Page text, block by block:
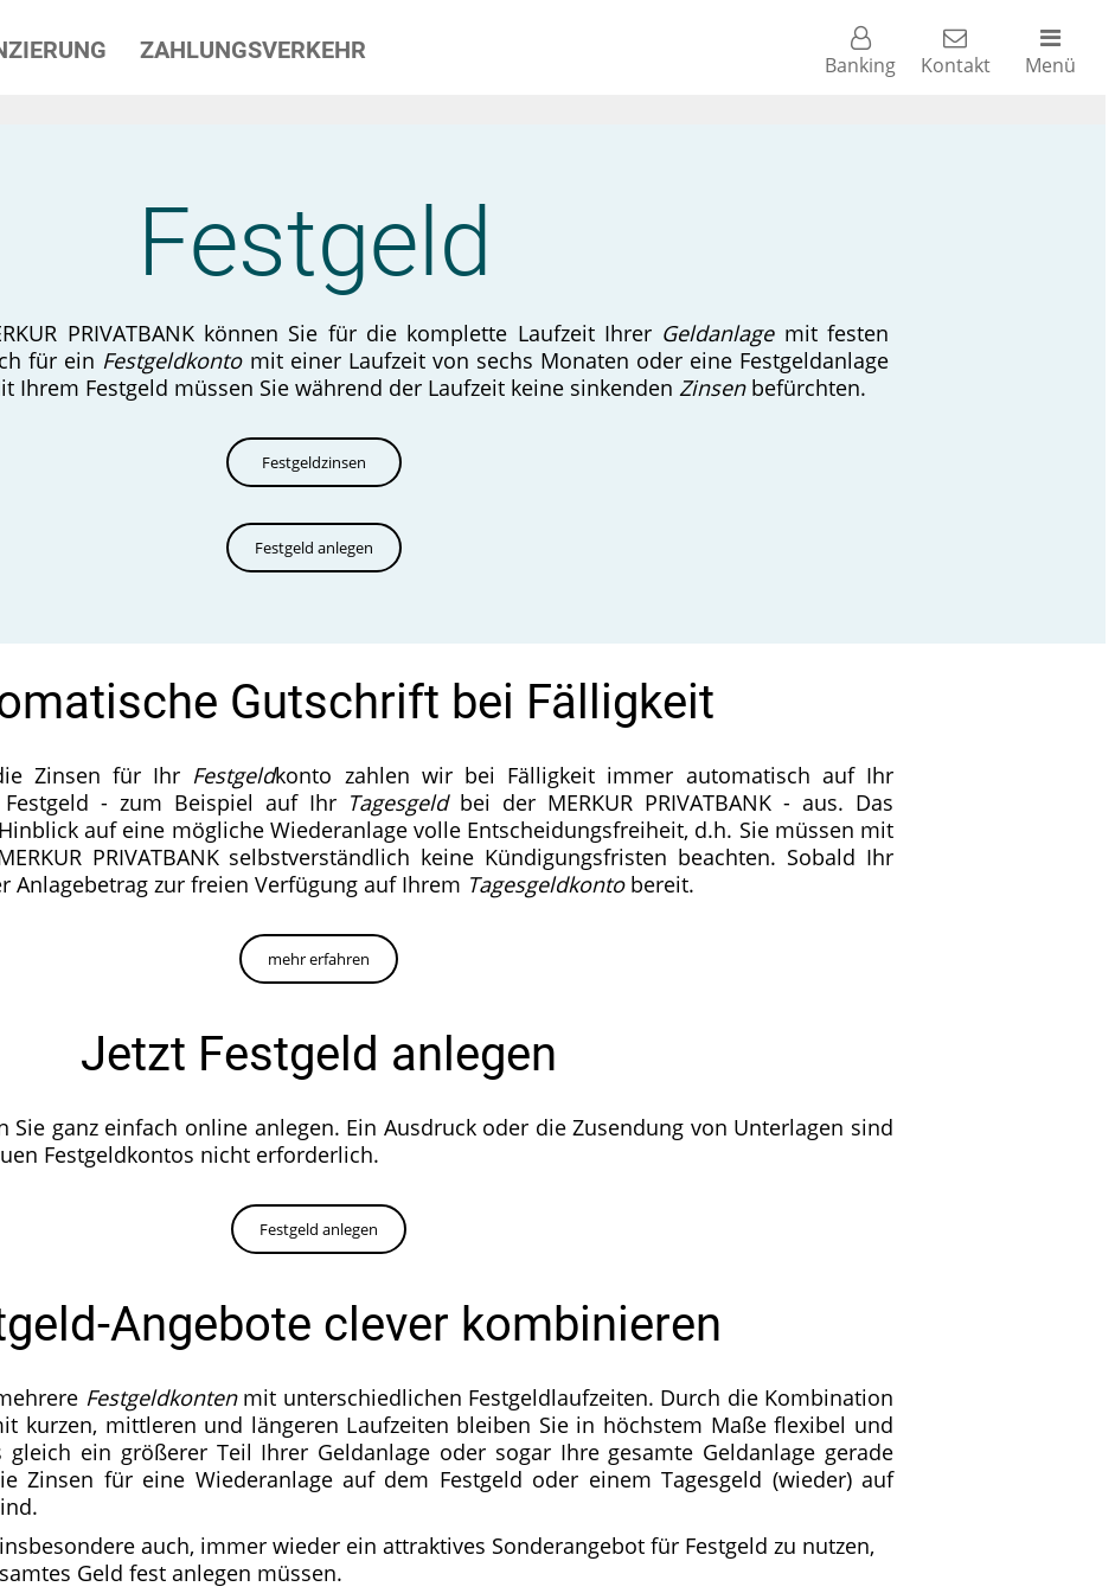
ZAHLUNGSVERKEHR
Banking Kontakt
Menü
Festgeld
PRIVATBANK können Sie für die komplette Laufzeit Ihrer Geldanlagemit festen
für ein Festgeldkontomit einer Laufzeit von sechs Monaten oder eine Festgeldanlage
Ihrem Festgeld müssen Sie während der Laufzeit keine sinkenden Zinsenbefürchten.
Festgeldzinsen
Festgeld anlegen
Gutschrift bei Fälligkeit
Zinsen für Ihr Festgeldkonto zahlen wir bei Fälligkeit immer automatisch auf Ihr
Festgeld - zum Beispiel auf Ihr Tagesgeldbei der MERKUR PRIVATBANK - aus. Das
auf eine mögliche Wiederanlage volle Entscheidungsfreiheit, d.h. Sie müssen mit
PRIVATBANK selbstverständlich keine Kündigungsfristen beachten. Sobald Ihr
Anlagebetrag zur freien Verfügung auf Ihrem Tagesgeldkontobereit.
mehr erfahren
Jetzt Festgeld anlegen
Sie ganz einfach online anlegen. Ein Ausdruck oder die Zusendung von Unterlagen sind
Festgeldkontos nicht erforderlich.
Festgeld anlegen
Angebote clever kombinieren
Festgeldkontenmit unterschiedlichen Festgeldlaufzeiten. Durch die Kombination
kurzen, mittleren und längeren Laufzeiten bleiben Sie in höchstem Maße flexibel und
ein größerer Teil Ihrer Geldanlage oder sogar Ihre gesamte Geldanlage gerade
Zinsen für eine Wiederanlage auf dem Festgeld oder einem Tagesgeld (wieder) auf
auch, immer wieder ein attraktives Sonderangebot für Festgeld zu nutzen,
Geld fest anlegen müssen.